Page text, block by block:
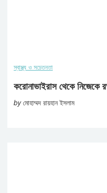
স্বাস্থ্য ও সচেতনতা
করোনাভাইরাস থেকে নিজেকে
byমোহাম্মদ রায়হান ইসলাম